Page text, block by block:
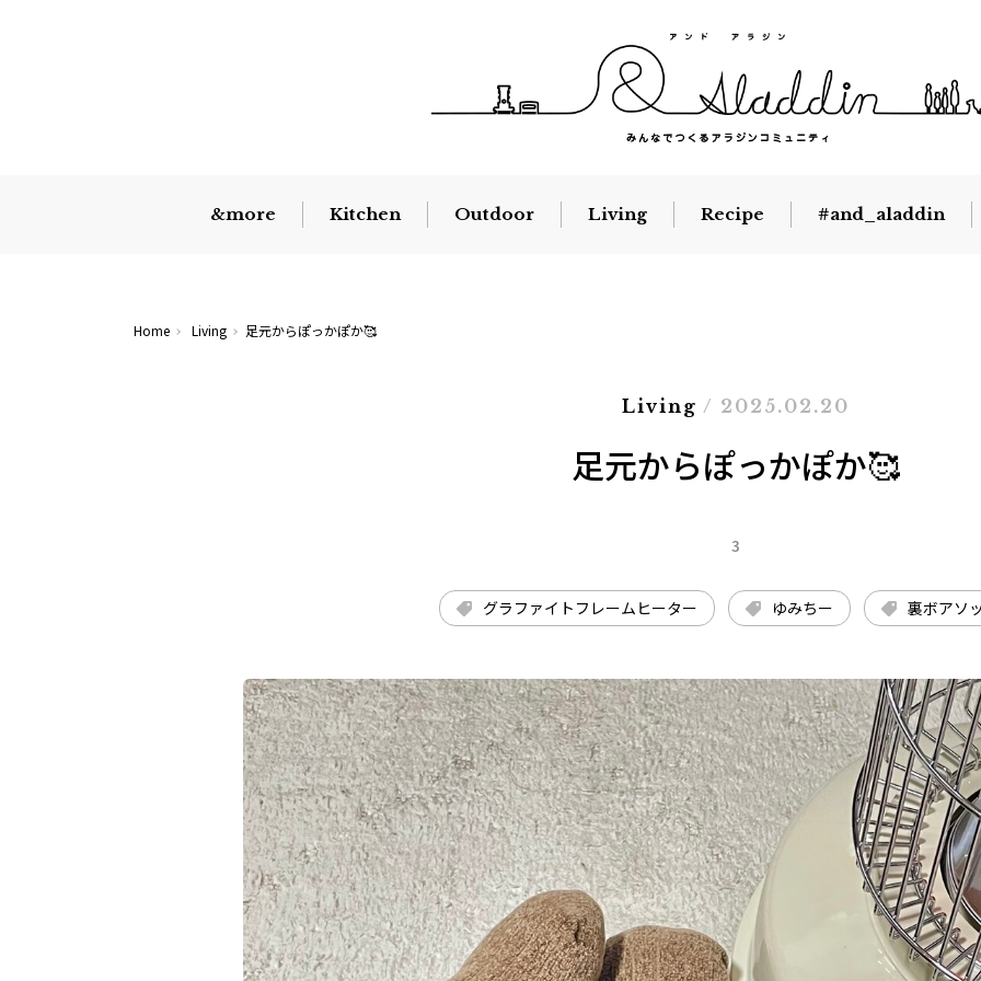
&more Kitchen Outdoor Living Recipe #and_aladdin
Home Living 足元からぽっかぽか🥰
Living / 2025.02.20
足元からぽっかぽか🥰
3
グラファイトフレームヒーター ゆみちー 裏ボアソ